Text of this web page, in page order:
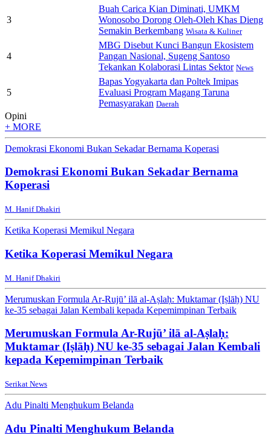
3
Buah Carica Kian Diminati, UMKM
Wonosobo Dorong Oleh-Oleh Khas Dieng
Semakin Berkembang Wisata & Kuliner
4
MBG Disebut Kunci Bangun Ekosistem
Pangan Nasional, Sugeng Santoso
Tekankan Kolaborasi Lintas Sektor News
5
Bapas Yogyakarta dan Poltek Imipas
Evaluasi Program Magang Taruna
Pemasyarakan Daerah
Opini
+ MORE
Demokrasi Ekonomi Bukan Sekadar Bernama Koperasi
Demokrasi Ekonomi Bukan Sekadar Bernama
Koperasi
M. Hanif Dhakiri
Ketika Koperasi Memikul Negara
Ketika Koperasi Memikul Negara
M. Hanif Dhakiri
Merumuskan Formula Ar-Rujū’ ilā al-Aṣlaḥ: Muktamar (Iṣlāḥ) NU
ke-35 sebagai Jalan Kembali kepada Kepemimpinan Terbaik
Merumuskan Formula Ar-Rujū’ ilā al-Aṣlaḥ:
Muktamar (Iṣlāḥ) NU ke-35 sebagai Jalan Kembali
kepada Kepemimpinan Terbaik
Serikat News
Adu Pinalti Menghukum Belanda
Adu Pinalti Menghukum Belanda